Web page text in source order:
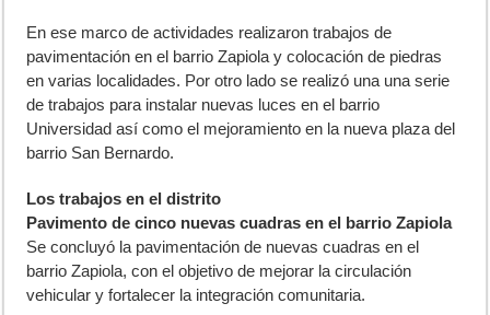
En ese marco de actividades realizaron trabajos de
pavimentación en el barrio Zapiola y colocación de piedras
en varias localidades. Por otro lado se realizó una una serie
de trabajos para instalar nuevas luces en el barrio
Universidad así como el mejoramiento en la nueva plaza del
barrio San Bernardo.
Los trabajos en el distrito
Pavimento de cinco nuevas cuadras en el barrio Zapiola
Se concluyó la pavimentación de nuevas cuadras en el
barrio Zapiola, con el objetivo de mejorar la circulación
vehicular y fortalecer la integración comunitaria.